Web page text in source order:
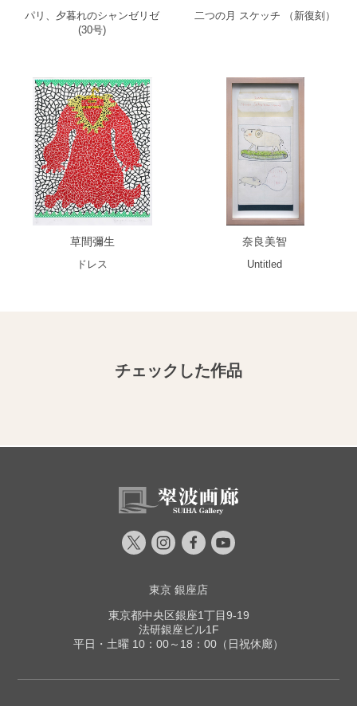
パリ、夕暮れのシャンゼリゼ
(30号)
二つの月 スケッチ （新復刻）
草間彌生
ドレス
奈良美智
Untitled
チェックした作品
東京 銀座店
東京都中央区銀座1丁目9-19
法研銀座ビル1F
平日・土曜 10：00～18：00（日祝休廊）